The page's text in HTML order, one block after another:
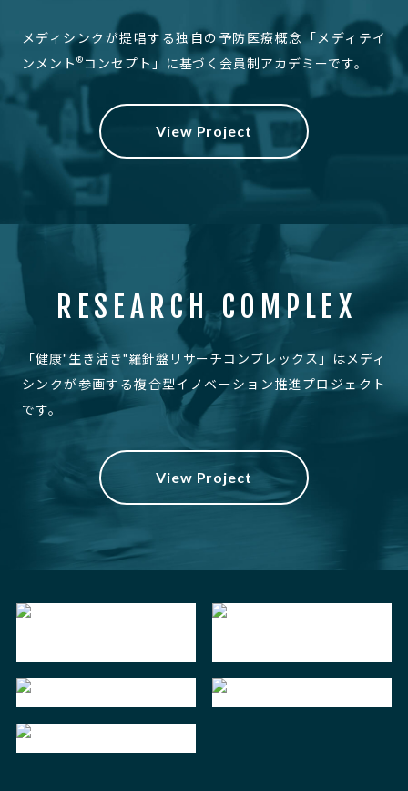
メディシンクが提唱する独自の予防医療概念 「メディテイ
ンメント ®コンセプト」に基づく会員制アカデミーです。
View Project
RESEARCH COMPLEX
「健康"生き活き"羅針盤リサーチコンプレックス」は メディ
シンクが参画する複合型イノベーション推進プロジェクト
です。
View Project